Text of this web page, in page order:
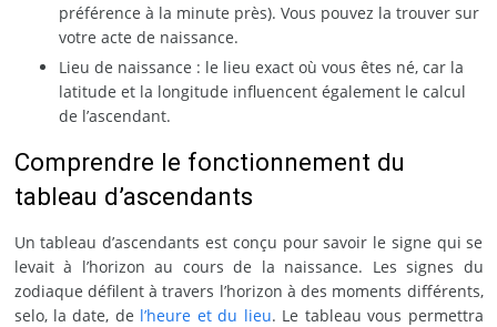
préférence à la minute près). Vous pouvez la trouver sur
votre acte de naissance.
Lieu de naissance : le lieu exact où vous êtes né, car la
latitude et la longitude influencent également le calcul
de l’ascendant.
Comprendre le fonctionnement du
tableau d’ascendants
Un tableau d’ascendants est conçu pour savoir le signe qui se
levait à l’horizon au cours de la naissance. Les signes du
zodiaque défilent à travers l’horizon à des moments différents,
selo, la date, de l’heure et du lieu. Le tableau vous permettra